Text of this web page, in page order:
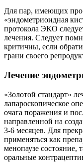
Для пар, имеющих
«эндометриоидная
протокола ЭКО
лечения. Следует
критичны, если
грани своего
Лечение
«Золотой стандарт»
лапароскопическое
очага поражения и
направленной на
3-6 месяцев. Для
применяться как
менопаузе состояние,
оральные